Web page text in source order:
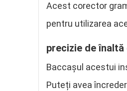
Acest corector
pentru utilizarea
precizie de
Baccașul acestui
Puteți avea